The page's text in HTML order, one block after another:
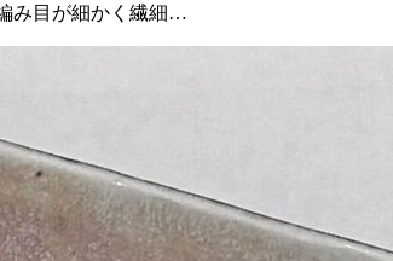
み目が細かく繊細…